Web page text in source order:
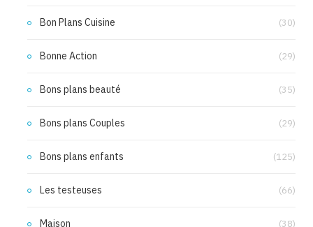
Bon Plans Cuisine (30)
Bonne Action (29)
Bons plans beauté (35)
Bons plans Couples (29)
Bons plans enfants (125)
Les testeuses (66)
Maison (38)